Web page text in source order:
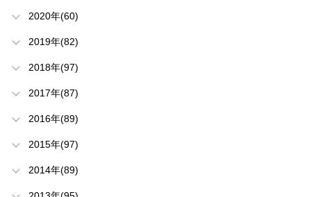
2020年(60)
2019年(82)
2018年(97)
2017年(87)
2016年(89)
2015年(97)
2014年(89)